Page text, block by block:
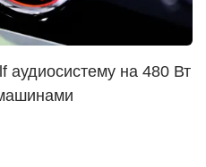
аудиосистему на 480 Вт